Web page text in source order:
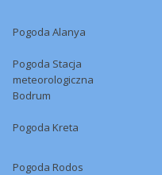
Pogoda Alanya
Pogoda Stacja
meteorologiczna
Bodrum
Pogoda Kreta
Pogoda Rodos